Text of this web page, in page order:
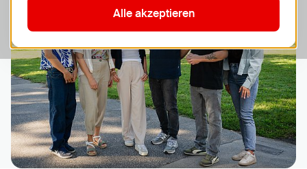
Alle akzeptieren